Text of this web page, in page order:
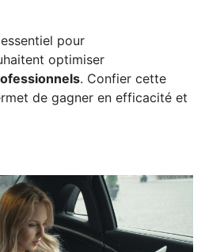
pour
optimiser
. Confier cette
de gagner en efficacité et